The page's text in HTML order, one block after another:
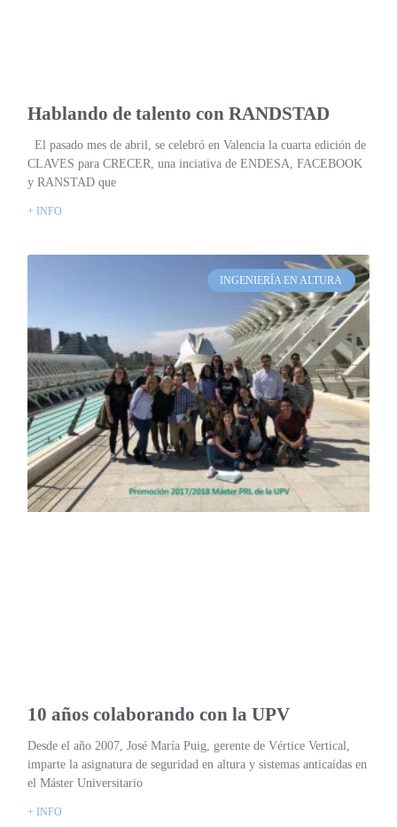
Hablando de talento con RANDSTAD
El pasado mes de abril, se celebró en Valencia la cuarta edición de
CLAVES para CRECER, una inciativa de ENDESA, FACEBOOK
y RANSTAD que
+ INFO
INGENIERÍA EN ALTURA
10 años colaborando con la UPV
Desde el año 2007, José María Puig, gerente de Vértice Vertical,
imparte la asignatura de seguridad en altura y sistemas anticaídas en
el Máster Universitario
+ INFO